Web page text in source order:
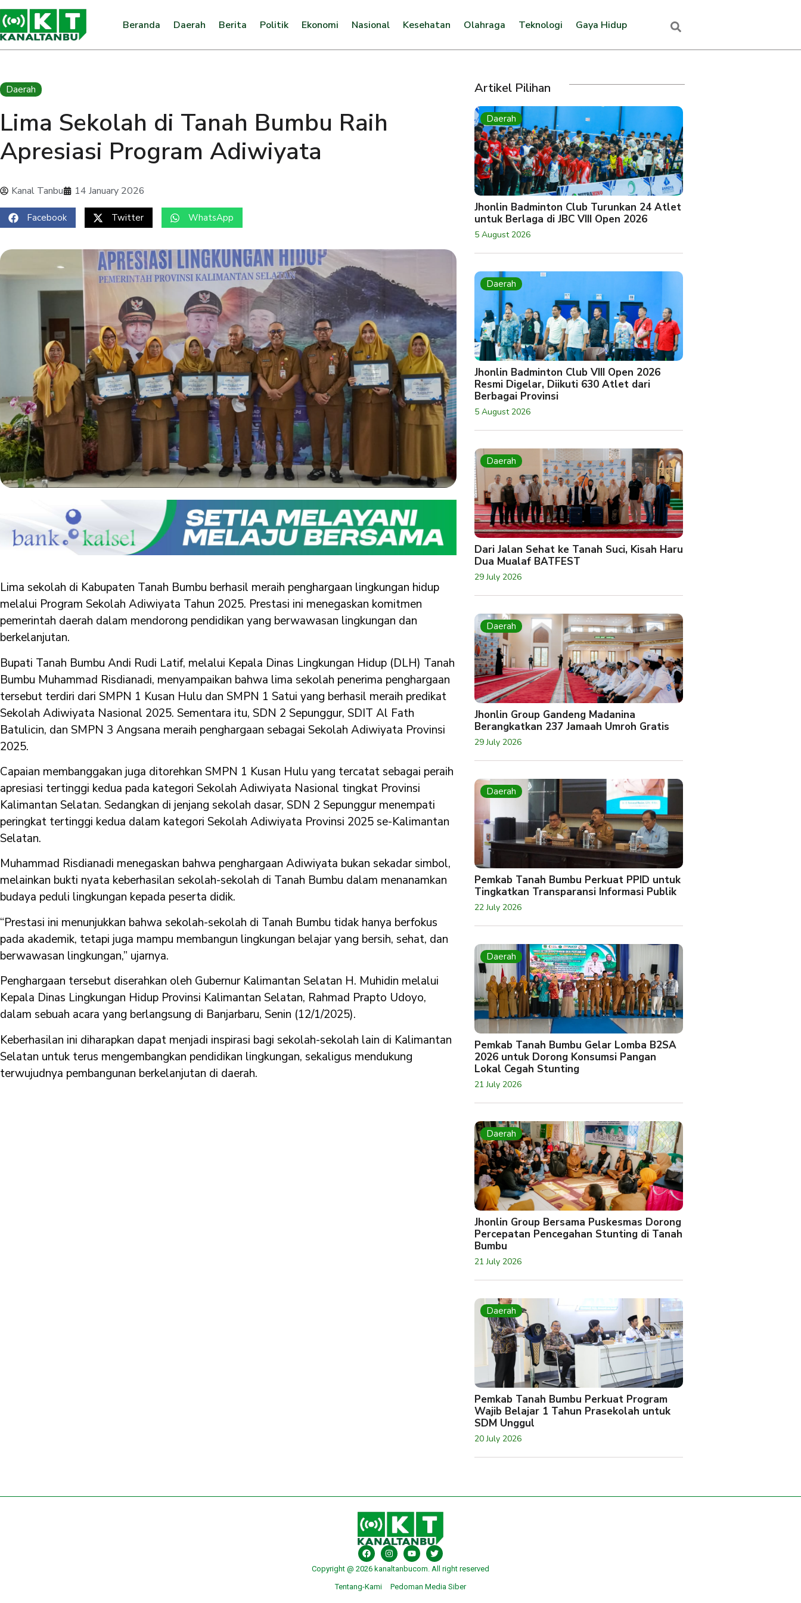
Beranda Daerah Berita Politik Ekonomi Nasional Kesehatan Olahraga Teknologi Gaya Hidup
Daerah
Lima Sekolah di Tanah Bumbu Raih
Apresiasi Program Adiwiyata
Kanal Tanbu 14 January 2026
Facebook Twitter WhatsApp
Lima sekolah di Kabupaten Tanah Bumbu berhasil meraih penghargaan lingkungan hidup
melalui Program Sekolah Adiwiyata Tahun 2025. Prestasi ini menegaskan komitmen
pemerintah daerah dalam mendorong pendidikan yang berwawasan lingkungan dan
berkelanjutan.
Bupati Tanah Bumbu Andi Rudi Latif, melalui Kepala Dinas Lingkungan Hidup (DLH) Tanah
Bumbu Muhammad Risdianadi, menyampaikan bahwa lima sekolah penerima penghargaan
tersebut terdiri dari SMPN 1 Kusan Hulu dan SMPN 1 Satui yang berhasil meraih predikat
Sekolah Adiwiyata Nasional 2025. Sementara itu, SDN 2 Sepunggur, SDIT Al Fath
Batulicin, dan SMPN 3 Angsana meraih penghargaan sebagai Sekolah Adiwiyata Provinsi
2025.
Capaian membanggakan juga ditorehkan SMPN 1 Kusan Hulu yang tercatat sebagai peraih
apresiasi tertinggi kedua pada kategori Sekolah Adiwiyata Nasional tingkat Provinsi
Kalimantan Selatan. Sedangkan di jenjang sekolah dasar, SDN 2 Sepunggur menempati
peringkat tertinggi kedua dalam kategori Sekolah Adiwiyata Provinsi 2025 se-Kalimantan
Selatan.
Muhammad Risdianadi menegaskan bahwa penghargaan Adiwiyata bukan sekadar simbol,
melainkan bukti nyata keberhasilan sekolah-sekolah di Tanah Bumbu dalam menanamkan
budaya peduli lingkungan kepada peserta didik.
“Prestasi ini menunjukkan bahwa sekolah-sekolah di Tanah Bumbu tidak hanya berfokus
pada akademik, tetapi juga mampu membangun lingkungan belajar yang bersih, sehat, dan
berwawasan lingkungan,” ujarnya.
Penghargaan tersebut diserahkan oleh Gubernur Kalimantan Selatan H. Muhidin melalui
Kepala Dinas Lingkungan Hidup Provinsi Kalimantan Selatan, Rahmad Prapto Udoyo,
dalam sebuah acara yang berlangsung di Banjarbaru, Senin (12/1/2025).
Keberhasilan ini diharapkan dapat menjadi inspirasi bagi sekolah-sekolah lain di Kalimantan
Selatan untuk terus mengembangkan pendidikan lingkungan, sekaligus mendukung
terwujudnya pembangunan berkelanjutan di daerah.
Artikel Pilihan
Daerah
Jhonlin Badminton Club Turunkan 24 Atlet
untuk Berlaga di JBC VIII Open 2026
5 August 2026
Daerah
Jhonlin Badminton Club VIII Open 2026
Resmi Digelar, Diikuti 630 Atlet dari
Berbagai Provinsi
5 August 2026
Daerah
Dari Jalan Sehat ke Tanah Suci, Kisah Haru
Dua Mualaf BATFEST
29 July 2026
Daerah
Jhonlin Group Gandeng Madanina
Berangkatkan 237 Jamaah Umroh Gratis
29 July 2026
Daerah
Pemkab Tanah Bumbu Perkuat PPID untuk
Tingkatkan Transparansi Informasi Publik
22 July 2026
Daerah
Pemkab Tanah Bumbu Gelar Lomba B2SA
2026 untuk Dorong Konsumsi Pangan
Lokal Cegah Stunting
21 July 2026
Daerah
Jhonlin Group Bersama Puskesmas Dorong
Percepatan Pencegahan Stunting di Tanah
Bumbu
21 July 2026
Daerah
Pemkab Tanah Bumbu Perkuat Program
Wajib Belajar 1 Tahun Prasekolah untuk
SDM Unggul
20 July 2026
Copyright @ 2026 kanaltanbucom. All right reserved
Tentang-Kami
Pedoman Media Siber